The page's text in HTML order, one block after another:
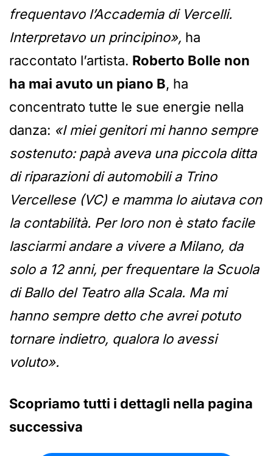
frequentavo l’Accademia di Vercelli.
Interpretavo un principino», ha
raccontato l’artista. Roberto Bolle non
ha mai avuto un piano B, ha
concentrato tutte le sue energie nella
danza: «I miei genitori mi hanno sempre
sostenuto: papà aveva una piccola ditta
di riparazioni di automobili a Trino
Vercellese (VC) e mamma lo aiutava con
la contabilità. Per loro non è stato facile
lasciarmi andare a vivere a Milano, da
solo a 12 anni, per frequentare la Scuola
di Ballo del Teatro alla Scala. Ma mi
hanno sempre detto che avrei potuto
tornare indietro, qualora lo avessi
voluto».
Scopriamo tutti i dettagli nella pagina
successiva